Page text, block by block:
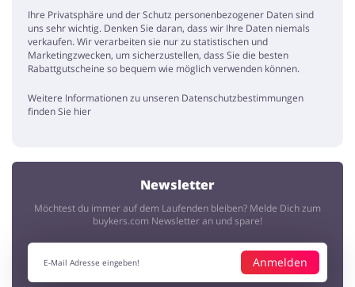
Ihre Privatsphäre und der Schutz personenbezogener Daten sind
uns sehr wichtig. Denken Sie daran, dass wir Ihre Daten niemals
verkaufen. Wir verarbeiten sie nur zu statistischen und
Marketingzwecken, um sicherzustellen, dass Sie die besten
Rabattgutscheine so bequem wie möglich verwenden können.
Weitere Informationen zu unseren Datenschutzbestimmungen
finden Sie hier
Newsletter
Möchtest du immer auf dem Laufenden bleiben? Melde Dich zum
buykers.com Newsletter an und spare!
Anmelden